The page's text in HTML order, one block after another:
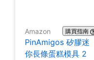
Amazon 購買指南
PinAmigos 矽膠迷
你長條蛋糕模具 2